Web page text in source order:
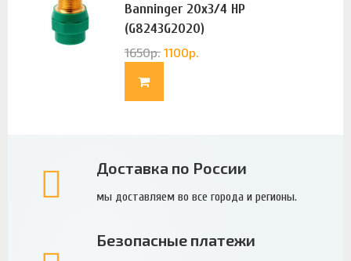
Banninger 20х3/4 НР
(G8243G2020)
1650р. 1100р.
Доставка по России
мы доставляем во все города и регионы.
Безопасные платежи